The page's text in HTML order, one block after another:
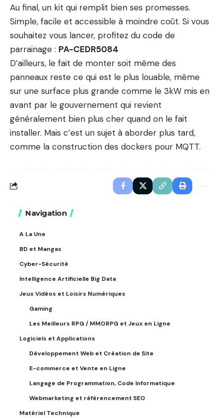
Au final, un kit qui remplit bien ses promesses.
Simple, facile et accessible à moindre coût. Si vous
souhaitez vous lancer, profitez du code de
parrainage : PA-CEDR5084
D’ailleurs, le fait de monter soit même des
panneaux reste ce qui est le plus louable, même
sur une surface plus grande comme le 3kW mis en
avant par le gouvernement qui revient
généralement bien plus cher quand on le fait
installer. Mais c’est un sujet à aborder plus tard,
comme la construction des dockers pour MQTT.
Navigation
A La Une
BD et Mangas
Cyber-Sécurité
Intelligence Artificielle Big Data
Jeux Vidéos et Loisirs Numériques
Gaming
Les Meilleurs RPG / MMORPG et Jeux en Ligne
Logiciels et Applications
Développement Web et Création de Site
E-commerce et Vente en Ligne
Langage de Programmation, Code Informatique
Webmarketing et référencement SEO
Matériel Technique